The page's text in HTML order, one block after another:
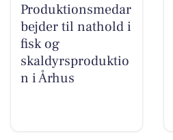
Produktionsmedar
bejder til nathold i
fisk og
skaldyrsproduktio
n i Århus